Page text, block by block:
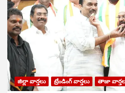
జిల్లా వార్తలు ట్రేండింగ్ వార్తలు తాజా